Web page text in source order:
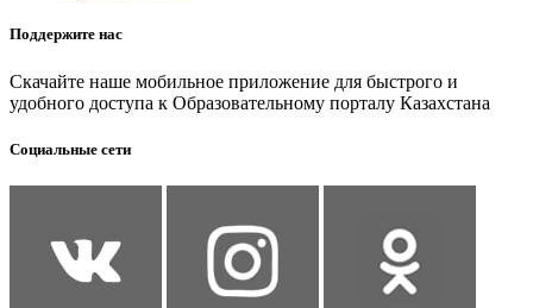
Поддержите нас
Скачайте наше мобильное приложение для быстрого и
удобного доступа к Образовательному порталу Казахстана
Социальные сети